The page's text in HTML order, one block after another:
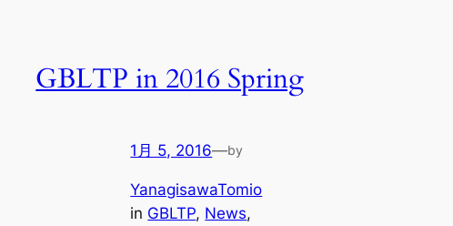
GBLTP in 2016 Spring
1月 5, 2016—by
YanagisawaTomio
in GBLTP, News